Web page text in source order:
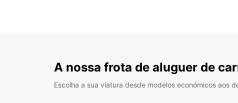
A nossa frota de aluguer de
Escolha a sua viatura desde modelos económicos aos